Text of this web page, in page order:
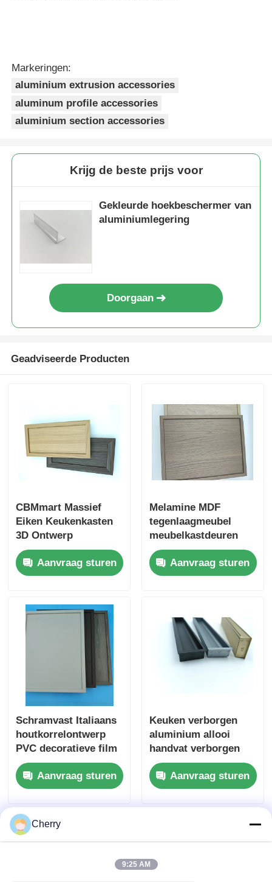
Industriële aluminium-extrusie
Accessoires voor aluminiumprofielen
Gevelbekledingsprofielen
Gepolijst aluminium profiel
houten beëindig aluminiumprofielen
Aluminium extrusieprofielen voor warmteafvoeringen
Markeringen:
aluminium extrusion accessories
aluminum profile accessories
aluminium section accessories
Krijg de beste prijs voor
Gekleurde hoekbeschermer van
aluminiumlegering
Doorgaan
Geadviseerde Producten
CBMmart Massief
Eiken Keukenkasten
3D Ontwerp
Professioneel Op
Maat Modern Design
Eikenfineer
Aanvraag sturen
Melamine MDF
tegenlaagmeubel
meubelkastdeuren
Aanvraag sturen
Schramvast Italiaans
houtkorrelontwerp
PVC decoratieve film
Gedrukt hout PVC-
laminaat voor
wanddeurenverpakkingen
Aanvraag sturen
Keuken verborgen
aluminium allooi
handvat verborgen
aluminium profiel
handvat aluminium
schuifhandvat
Aanvraag sturen
Cherry
9:25 AM